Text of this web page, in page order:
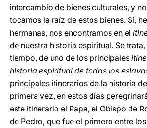
intercambio de bienes culturales, y
tocamos la raíz de estos bienes. Sí,
hermanas, nos encontramos en el
de nuestra historia espiritual. Se
tiempo, de uno de los principales
historia espiritual de todos los
principales itinerarios de la historia de
primera vez, en estos días
este itinerario el Papa, el Obispo de
de Pedro, que fue el primero entre